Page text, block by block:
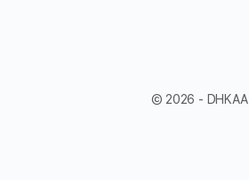
© 2026 - DHKAA